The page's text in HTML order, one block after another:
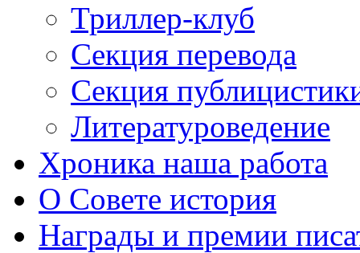
Триллер-клуб
Секция перевода
Секция
Литературоведение
Хроника наша работа
О Совете история
Награды и премии